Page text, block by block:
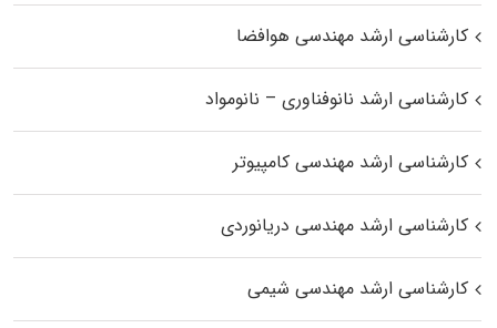
کارشناسی ارشد مهندسی هوافضا
کارشناسی ارشد نانوفناوری – نانومواد
کارشناسی ارشد مهندسی کامپیوتر
کارشناسی ارشد مهندسی دریانوردی
کارشناسی ارشد مهندسی شیمی